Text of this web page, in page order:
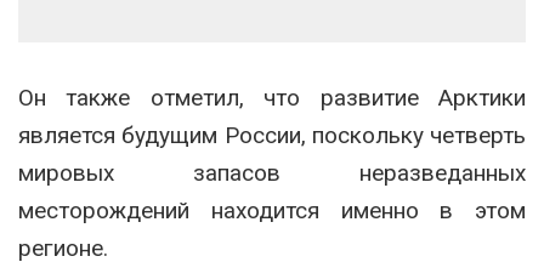
Он также отметил, что развитие Арктики
является будущим России, поскольку четверть
мировых запасов неразведанных
месторождений находится именно в этом
регионе.